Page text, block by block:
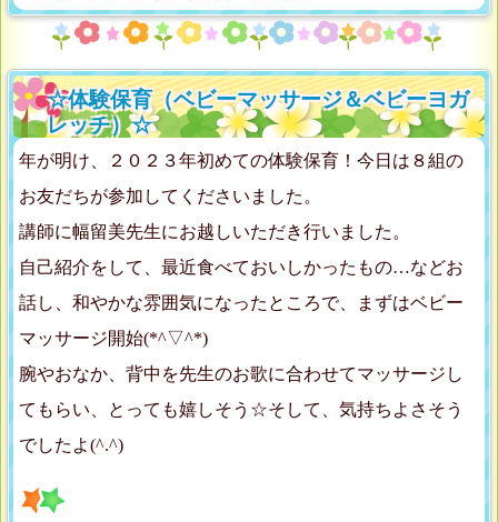
☆体験保育（ベビーマッサージ＆ベビーヨガ
レッチ）☆
年が明け、２０２３年初めての体験保育！今日は８組の
お友だちが参加してくださいました。
講師に幅留美先生にお越しいただき行いました。
自己紹介をして、最近食べておいしかったもの…などお
話し、和やかな雰囲気になったところで、まずはベビー
マッサージ開始(*^▽^*)
腕やおなか、背中を先生のお歌に合わせてマッサージし
てもらい、とっても嬉しそう☆そして、気持ちよさそう
でしたよ(^.^)